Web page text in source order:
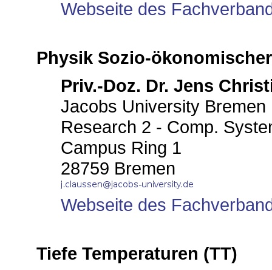
Webseite des
Physik Sozio-
Priv.-Doz. Dr. Jens
Jacobs University Bremen
Research 2 - Comp.
Campus Ring 1
28759 Bremen
Webseite des
Tiefe Temperaturen (TT)